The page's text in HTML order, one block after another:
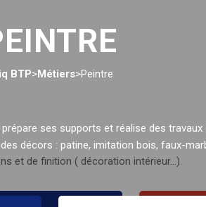
BTP>Métiers>Peintre
ses supports et réalise des
décors : patine, imitation bois, faux-
et de finition ( décoration intérieur…).